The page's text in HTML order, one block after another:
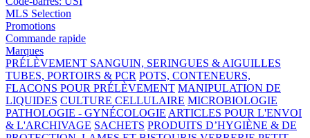
MLS Selection
Promotions
Commande rapide
Marques
PRÉLÈVEMENT SANGUIN, SERINGUES & AIGUILLES
TUBES, PORTOIRS & PCR POTS, CONTENEURS,
FLACONS POUR PRÉLÈVEMENT MANIPULATION DE
LIQUIDES CULTURE CELLULAIRE MICROBIOLOGIE
PATHOLOGIE - GYNÉCOLOGIE ARTICLES POUR L'ENVOI
& L'ARCHIVAGE SACHETS PRODUITS D’HYGIÈNE & DE